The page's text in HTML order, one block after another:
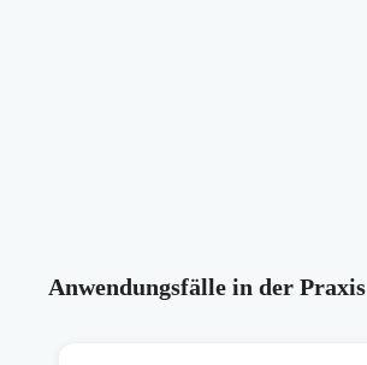
Anwendungsfälle in der Praxis